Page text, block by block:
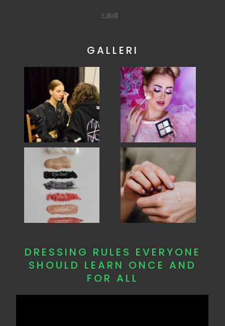
« aug
GALLERI
DRESSING RULES EVERYONE
SHOULD LEARN ONCE AND
FOR ALL